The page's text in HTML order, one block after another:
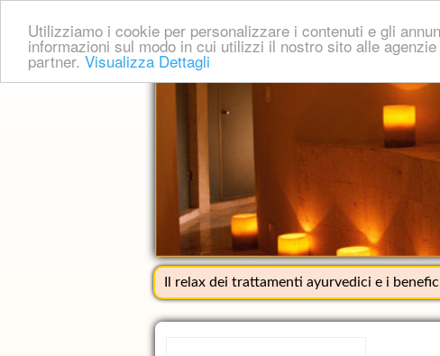
Utilizziamo i cookie per personalizzare i contenuti e gli
informazioni sul modo in cui utilizzi il nostro sito alle
partner. Visualizza Dettagli
Il relax dei trattamenti ayurvedici e i